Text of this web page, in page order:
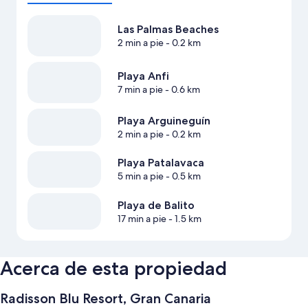
Las Palmas Beaches
2 min a pie- 0.2 km
Playa Anfi
7 min a pie- 0.6 km
Playa Arguineguín
2 min a pie- 0.2 km
Playa Patalavaca
5 min a pie- 0.5 km
Playa de Balito
17 min a pie- 1.5 km
Acerca de esta propiedad
Radisson Blu Resort, Gran Canaria